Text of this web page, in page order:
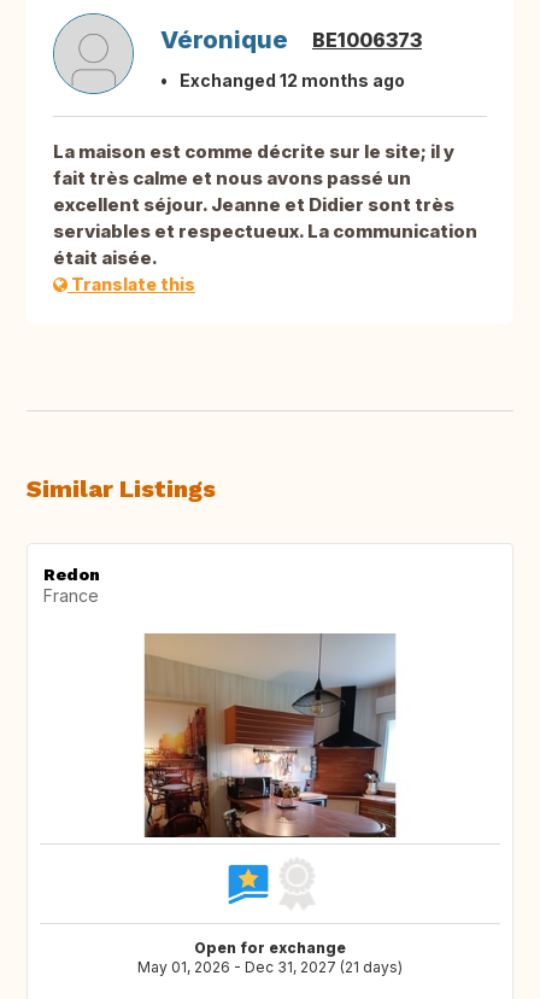
Véronique BE1006373
Exchanged 12 months ago
La maison est comme décrite sur le site; il y
fait très calme et nous avons passé un
excellent séjour. Jeanne et Didier sont très
serviables et respectueux. La communication
était aisée.
Translate this
Similar Listings
Redon
France
Open for exchange
May 01, 2026 - Dec 31, 2027 (21 days)